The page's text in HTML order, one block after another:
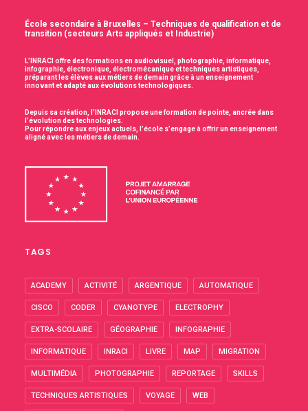
École secondaire à Bruxelles – Techniques de qualification et de
transition (secteurs Arts appliqués et Industrie)
L’INRACI offre des formations en audiovisuel, photographie, informatique,
infographie, électronique, électromécanique et techniques artistiques,
préparant les élèves aux métiers de demain grâce à un enseignement
innovant et adapté aux évolutions technologiques.
Depuis sa création, l’INRACI propose une formation de pointe, ancrée dans
l’évolution des technologies.
Pour répondre aux enjeux actuels, l’école s’engage à offrir un enseignement
aligné avec les métiers de demain.
TAGS
ACADEMY ACTIVITÉ ARGENTIQUE AUTOMATIQUE
CISCO CODER CYANOTYPE ELECTROPHY
EXTRA-SCOLAIRE GÉOGRAPHIE INFOGRAPHIE
INFORMATIQUE INRACI LIVRE MAP MIGRATION
MULTIMÉDIA PHOTOGRAPHIE REPORTAGE SKILLS
TECHNIQUES ARTISTIQUES VOYAGE WEB